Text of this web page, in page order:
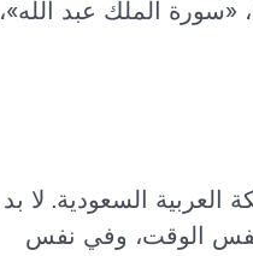
الملك عبد الله»،
العربية السعودية. لا بد
الوقت، وفي نفس